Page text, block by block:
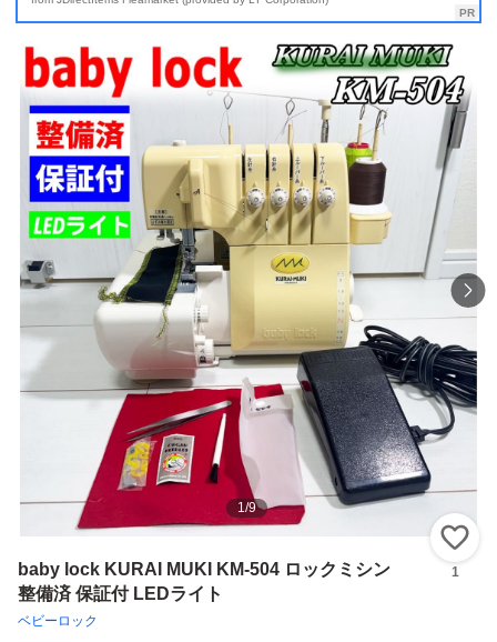
1/9
baby lock KURAI MUKI KM-504 ロックミシン
整備済 保証付 LEDライト
ベビーロック
1